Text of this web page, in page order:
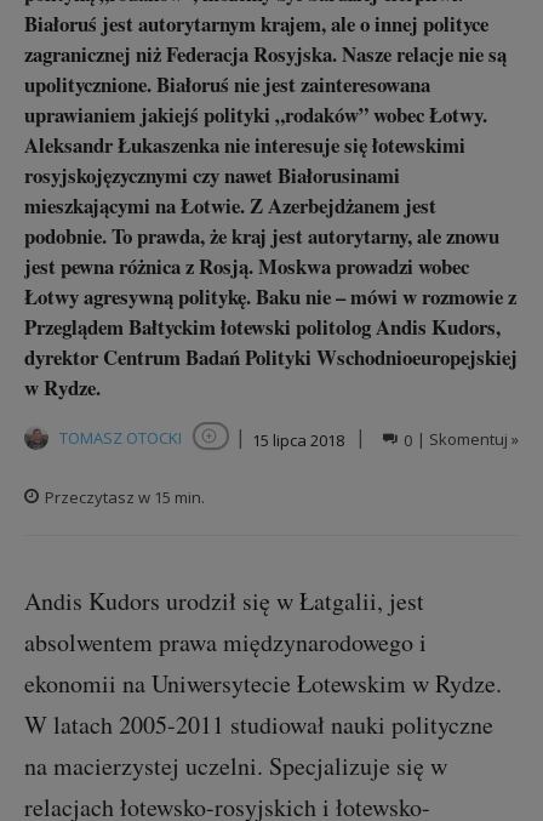
Białoruś jest autorytarnym krajem, ale o innej polityce
zagranicznej niż Federacja Rosyjska. Nasze relacje nie są
upolitycznione. Białoruś nie jest zainteresowana
uprawianiem jakiejś polityki „rodaków” wobec Łotwy.
Aleksandr Łukaszenka nie interesuje się łotewskimi
rosyjskojęzycznymi czy nawet Białorusinami
mieszkającymi na Łotwie. Z Azerbejdżanem jest
podobnie. To prawda, że kraj jest autorytarny, ale znowu
jest pewna różnica z Rosją. Moskwa prowadzi wobec
Łotwy agresywną politykę. Baku nie – mówi w rozmowie z
Przeglądem Bałtyckim łotewski politolog Andis Kudors,
dyrektor Centrum Badań Polityki Wschodnioeuropejskiej
w Rydze.
TOMASZ OTOCKI Obserwuj autora
| 15 lipca 2018 | 0 | Skomentuj »
Przeczytasz w 15 min.
Andis Kudors urodził się w Łatgalii, jest
absolwentem prawa międzynarodowego i
ekonomii na Uniwersytecie Łotewskim w Rydze.
W latach 2005-2011 studiował nauki polityczne
na macierzystej uczelni. Specjalizuje się w
relacjach łotewsko-rosyjskich i łotewsko-